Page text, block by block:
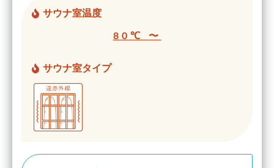
サウナ室温度
80℃ 〜
サウナ室タイプ